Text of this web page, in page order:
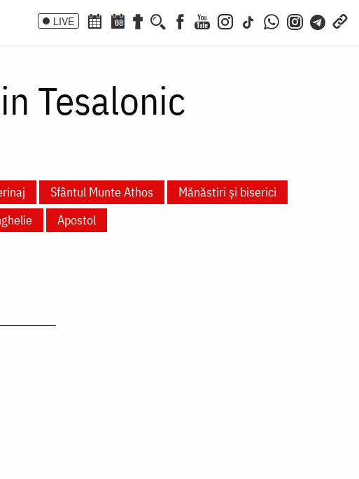
LIVE 08
Tesalonic
Sfântul Munte Athos
Mănăstiri și biserici
Apostol